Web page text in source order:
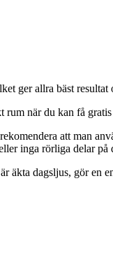
ger allra bäst
när du kan få
att man
inga rörliga delar på
äkta dagsljus, gör en